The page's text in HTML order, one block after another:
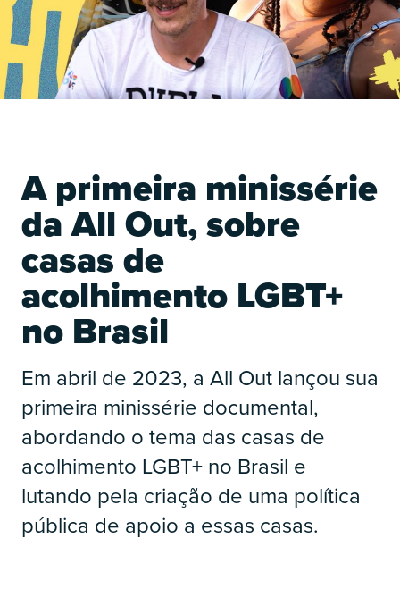
A primeira minissérie
da All Out, sobre
casas de
acolhimento LGBT+
no Brasil
Em abril de 2023, a All Out lançou sua
primeira minissérie documental,
abordando o tema das casas de
acolhimento LGBT+ no Brasil e
lutando pela criação de uma política
pública de apoio a essas casas.